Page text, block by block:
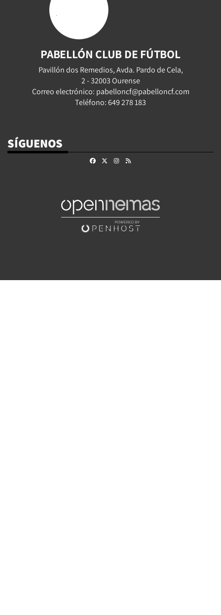
PABELLÓN CLUB DE FÚTBOL
Pavillón dos Remedios, Avda. Pardo de Cela,
2 - 32003 Ourense
Correo electrónico: pabelloncf@pabelloncf.com
Teléfono: 649 278 183
SÍGUENOS
FacebookInstagram